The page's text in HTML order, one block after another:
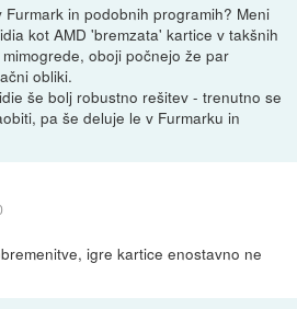
in podobnih programih? Meni
kot AMD 'bremzata' kartice v takšnih
oboji počnejo že par
obliki.
še bolj robustno rešitev - trenutno se
pa še deluje le v Furmarku in
igre kartice enostavno ne